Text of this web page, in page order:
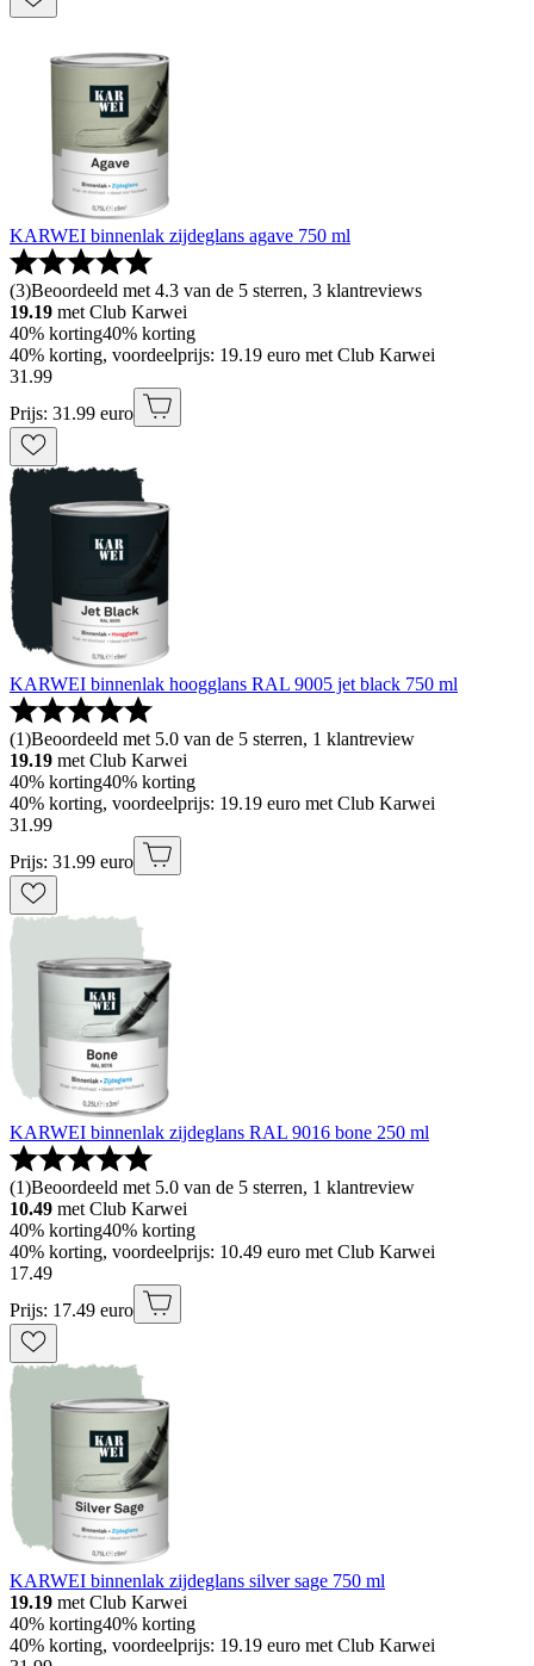
KARWEI binnenlak zijdeglans agave 750 ml
(3)Beoordeeld met 4.3 van de 5 sterren, 3 klantreviews
19.19 met Club Karwei
40% korting40% korting
40% korting, voordeelprijs: 19.19 euro met Club Karwei
31 .99
Prijs: 31.99 euro
KARWEI binnenlak hoogglans RAL 9005 jet black 750 ml
(1)Beoordeeld met 5.0 van de 5 sterren, 1 klantreview
19.19 met Club Karwei
40% korting40% korting
40% korting, voordeelprijs: 19.19 euro met Club Karwei
31 .99
Prijs: 31.99 euro
KARWEI binnenlak zijdeglans RAL 9016 bone 250 ml
(1)Beoordeeld met 5.0 van de 5 sterren, 1 klantreview
10.49 met Club Karwei
40% korting40% korting
40% korting, voordeelprijs: 10.49 euro met Club Karwei
17.49
Prijs: 17.49 euro
KARWEI binnenlak zijdeglans silver sage 750 ml
19.19 met Club Karwei
40% korting40% korting
40% korting, voordeelprijs: 19.19 euro met Club Karwei